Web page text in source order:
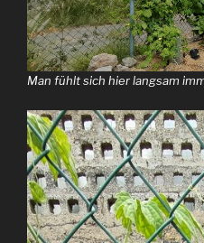
Man fühlt sich hier langsam